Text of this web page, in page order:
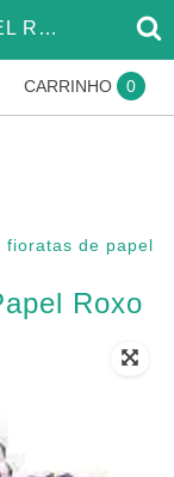
KIT COM 6 FIORATAS DE PAPEL ROXO
CARRINHO 0
fioratas de papel
Roxo